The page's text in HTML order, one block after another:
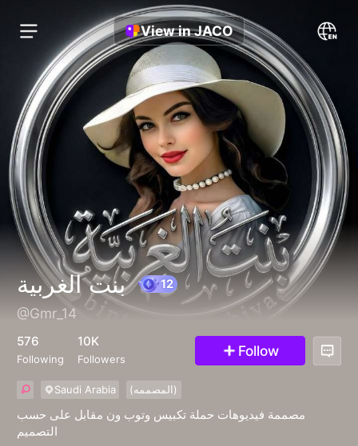
View in JACO
بنت الغربية
@Gmr_14
576
Following
10K
Followers Follow
Saudi Arabia (المصممه)
مصممة فيديوهات حملة تكبيس وتوب ون مقابل على حسب
التصميم